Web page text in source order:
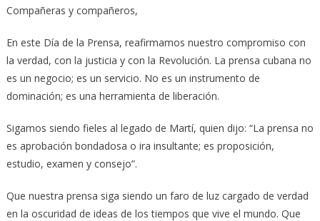
Compañeras y compañeros,
En este Día de la Prensa, reafirmamos nuestro compromiso con
la verdad, con la justicia y con la Revolución. La prensa cubana no
es un negocio; es un servicio. No es un instrumento de
dominación; es una herramienta de liberación.
Sigamos siendo fieles al legado de Martí, quien dijo: “La prensa no
es aprobación bondadosa o ira insultante; es proposición,
estudio, examen y consejo”.
Que nuestra prensa siga siendo un faro de luz cargado de verdad
en la oscuridad de ideas de los tiempos que vive el mundo. Que